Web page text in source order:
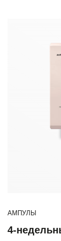
АМПУЛЫ
4-